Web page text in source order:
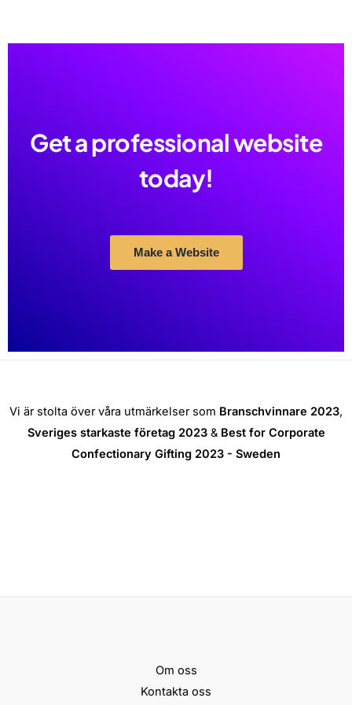
Get a professional website
today!
Make a Website
Vi är stolta över våra utmärkelser som Branschvinnare 2023,
Sveriges starkaste företag 2023& Best for Corporate
Confectionary Gifting 2023 - Sweden
Om oss
Kontakta oss